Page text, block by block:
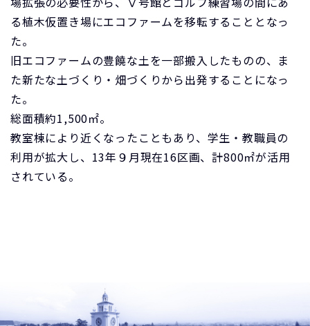
る植木仮置き場にエコファームを移転することとなっ
た。
旧エコファームの豊饒な土を一部搬入したものの、ま
た新たな土づくり・畑づくりから出発することになっ
た。
総面積約1,500㎡。
教室棟により近くなったこともあり、学生・教職員の
利用が拡大し、13年９月現在16区画、計800㎡が活用
されている。